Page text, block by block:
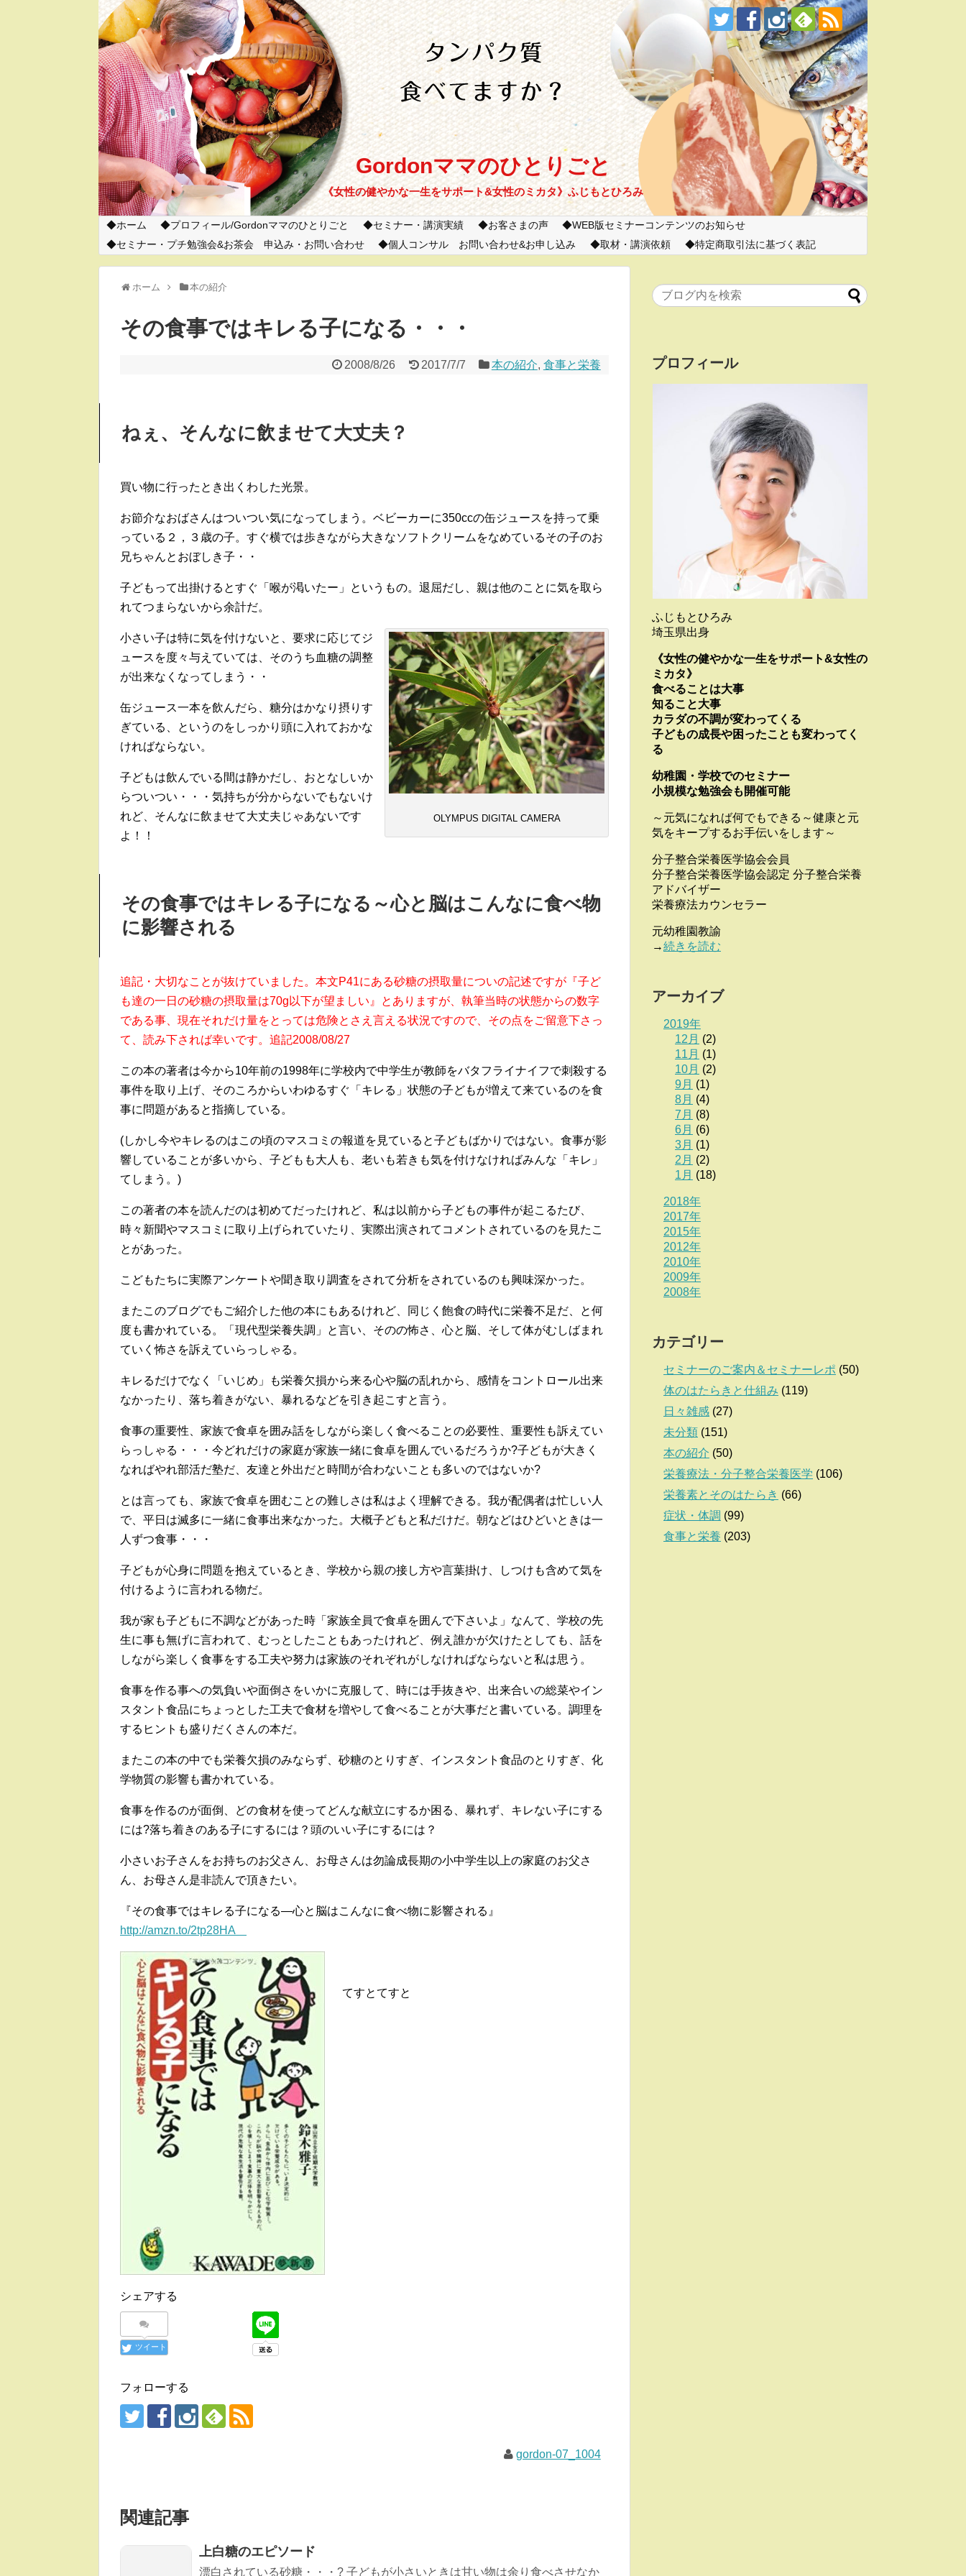
Gordonママのひとりごと
《女性の健やかな一生をサポート&女性のミカタ》ふじもとひろみ
ホーム プロフィール/Gordonママのひとりごと セミナー・講演実績 お客さまの声
WEB版セミナーコンテンツのお知らせ
セミナー・プチ勉強会&お茶会 申込み・お問い合わせ
個人コンサル お問い合わせ&お申し込み 取材・講演依頼 特定商取引法に基づく表記
ホーム 本の紹介
その食事ではキレる子になる・・・
2008/8/26 2017/7/7 本の紹介, 食事と栄養
ねぇ、そんなに飲ませて大丈夫？
買い物に行ったとき出くわした光景。
お節介なおばさんはついつい気になってしまう。ベビーカーに350ccの缶ジュースを持って乗
っている２，３歳の子。すぐ横では歩きながら大きなソフトクリームをなめているその子のお
兄ちゃんとおぼしき子・・
子どもって出掛けるとすぐ「喉が渇いたー」というもの。退屈だし、親は他のことに気を取ら
れてつまらないから余計だ。
OLYMPUS DIGITAL CAMERA
小さい子は特に気を付けないと、要求に応じてジ
ュースを度々与えていては、そのうち血糖の調整
が出来なくなってしまう・・
缶ジュース一本を飲んだら、糖分はかなり摂りす
ぎている、というのをしっかり頭に入れておかな
ければならない。
子どもは飲んでいる間は静かだし、おとなしいか
らついつい・・・気持ちが分からないでもないけ
れど、そんなに飲ませて大丈夫じゃあないです
よ！！
その食事ではキレる子になる～心と脳はこんなに食べ物
に影響される
追記・大切なことが抜けていました。本文P41にある砂糖の摂取量についの記述ですが『子ど
も達の一日の砂糖の摂取量は70g以下が望ましい』とありますが、執筆当時の状態からの数字
である事、現在それだけ量をとっては危険とさえ言える状況ですので、その点をご留意下さっ
て、読み下されば幸いです。追記2008/08/27
この本の著者は今から10年前の1998年に学校内で中学生が教師をバタフライナイフで刺殺する
事件を取り上げ、そのころからいわゆるすぐ「キレる」状態の子どもが増えて来ているのを食
事に問題があると指摘している。
(しかし今やキレるのはこの頃のマスコミの報道を見ていると子どもばかりではない。食事が影
響していることが多いから、子どもも大人も、老いも若きも気を付けなければみんな「キレ」
てしまう。)
この著者の本を読んだのは初めてだったけれど、私は以前から子どもの事件が起こるたび、
時々新聞やマスコミに取り上げられていたり、実際出演されてコメントされているのを見たこ
とがあった。
こどもたちに実際アンケートや聞き取り調査をされて分析をされているのも興味深かった。
またこのブログでもご紹介した他の本にもあるけれど、同じく飽食の時代に栄養不足だ、と何
度も書かれている。「現代型栄養失調」と言い、そのの怖さ、心と脳、そして体がむしばまれ
ていく怖さを訴えていらっしゃる。
キレるだけでなく「いじめ」も栄養欠損から来る心や脳の乱れから、感情をコントロール出来
なかったり、落ち着きがない、暴れるなどを引き起こすと言う。
食事の重要性、家族で食卓を囲み話をしながら楽しく食べることの必要性、重要性も訴えてい
らっしゃる・・・今どれだけの家庭が家族一緒に食卓を囲んでいるだろうか?子どもが大きく
なればやれ部活だ塾だ、友達と外出だと時間が合わないことも多いのではないか?
とは言っても、家族で食卓を囲むことの難しさは私はよく理解できる。我が配偶者は忙しい人
で、平日は滅多に一緒に食事出来なかった。大概子どもと私だけだ。朝などはひどいときは一
人ずつ食事・・・
子どもが心身に問題を抱えているとき、学校から親の接し方や言葉掛け、しつけも含めて気を
付けるように言われる物だ。
我が家も子どもに不調などがあった時「家族全員で食卓を囲んで下さいよ」なんて、学校の先
生に事も無げに言われて、むっとしたこともあったけれど、例え誰かが欠けたとしても、話を
しながら楽しく食事をする工夫や努力は家族のそれぞれがしなければならないと私は思う。
食事を作る事への気負いや面倒さをいかに克服して、時には手抜きや、出来合いの総菜やイン
スタント食品にちょっとした工夫で食材を増やして食べることが大事だと書いている。調理を
するヒントも盛りだくさんの本だ。
またこの本の中でも栄養欠損のみならず、砂糖のとりすぎ、インスタント食品のとりすぎ、化
学物質の影響も書かれている。
食事を作るのが面倒、どの食材を使ってどんな献立にするか困る、暴れず、キレない子にする
には?落ち着きのある子にするには？頭のいい子にするには？
小さいお子さんをお持ちのお父さん、お母さんは勿論成長期の小中学生以上の家庭のお父さ
ん、お母さん是非読んで頂きたい。
『その食事ではキレる子になる―心と脳はこんなに食べ物に影響される』
http://amzn.to/2tp28HA
てすとてすと
シェアする
ツイート
フォローする
gordon-07_1004
関連記事
上白糖のエピソード
漂白されている砂糖・・・? 子どもが小さいときは甘い物は余り食べさせなか
プロフィール
ふじもとひろみ
埼玉県出身
《女性の健やかな一生をサポート&女性の
ミカタ》
食べることは大事
知ること大事
カラダの不調が変わってくる
子どもの成長や困ったことも変わってく
る
幼稚園・学校でのセミナー
小規模な勉強会も開催可能
～元気になれば何でもできる～健康と元
気をキープするお手伝いをします～
分子整合栄養医学協会会員
分子整合栄養医学協会認定 分子整合栄養
アドバイザー
栄養療法カウンセラー
元幼稚園教諭
→続きを読む
アーカイブ
2019年
12月 (2)
11月 (1)
10月 (2)
9月 (1)
8月 (4)
7月 (8)
6月 (6)
3月 (1)
2月 (2)
1月 (18)
2018年
2017年
2015年
2012年
2010年
2009年
2008年
カテゴリー
セミナーのご案内＆セミナーレポ (50)
体のはたらきと仕組み (119)
日々雑感 (27)
未分類 (151)
本の紹介 (50)
栄養療法・分子整合栄養医学 (106)
栄養素とそのはたらき (66)
症状・体調 (99)
食事と栄養 (203)